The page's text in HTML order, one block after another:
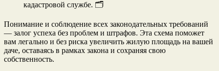
кадастровой службе. 🗂️
Понимание и соблюдение всех законодательных требований
— залог успеха без проблем и штрафов. Эта схема поможет
вам легально и без риска увеличить жилую площадь на вашей
даче, оставаясь в рамках закона и сохраняя свою
собственность.